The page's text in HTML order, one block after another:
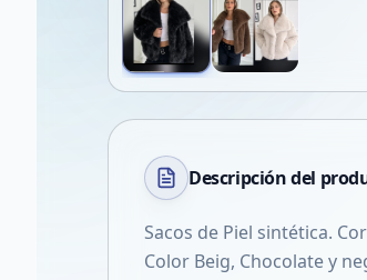
Descripción del
Sacos de Piel sintética.
Color Beig, Chocolate y